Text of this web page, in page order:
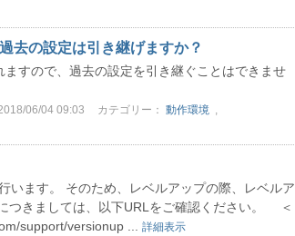
去の設定は引き継げますか？
すので、過去の設定を引き継ぐことはできませ
06/04 09:03 カテゴリー： 動作環境 ,
います。 そのため、レベルアップの際、レベルア
つきましては、以下URLをご確認ください。 ＜
support/versionup ...
詳細表示